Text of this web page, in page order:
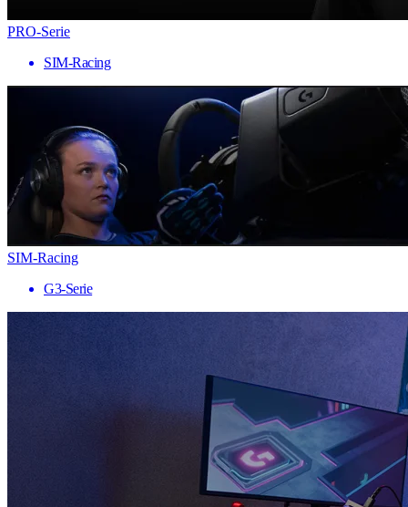
PRO-Serie
SIM-Racing
SIM-Racing
G3-Serie